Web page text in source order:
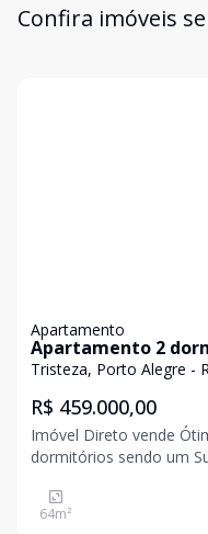
Confira imóveis
Apartamento
Apartamento 2
semimobiliado 1
Tristeza, Porto Alegre -
R$ 459.000,00
Imóvel Direto vende
dormitórios sendo um
Churrasqueira e ampla
garagem coberta,
64m²